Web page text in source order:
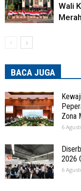
Wali
BACA JUGA
Zona
6
2026
6